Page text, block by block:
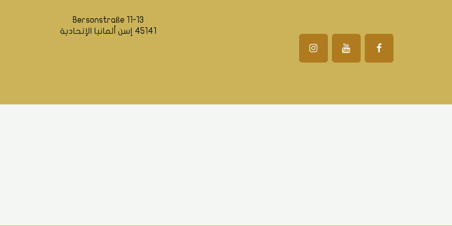
Bersonstraße 11-13
45141 إسن ألمانيا الإتحادية